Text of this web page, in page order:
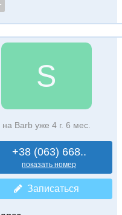
S
на Barb уже 4 г. 6 мес.
+38 (063) 668..
показать номер
Записаться